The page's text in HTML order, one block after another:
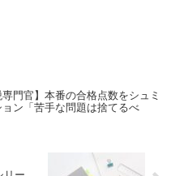
専門官】本番の合格点数をシュミ
ョン「苦手な問題は捨てるべ